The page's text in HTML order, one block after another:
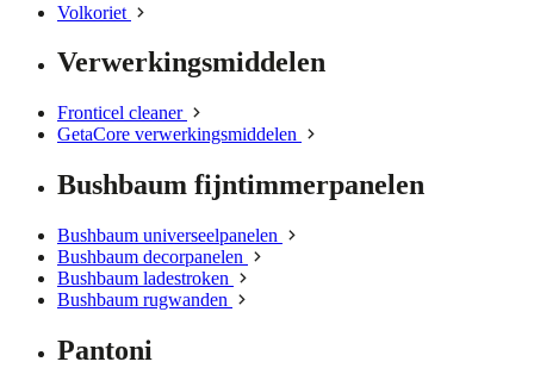
Volkoriet
Verwerkingsmiddelen
Fronticel cleaner
GetaCore verwerkingsmiddelen
Bushbaum fijntimmerpanelen
Bushbaum universeelpanelen
Bushbaum decorpanelen
Bushbaum ladestroken
Bushbaum rugwanden
Pantoni